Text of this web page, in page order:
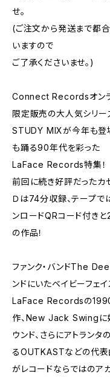
せ。
(ご注文から発送まで都
いますので
ご了承くださいませ。)
Connect Recordsオンラ
限定販売の大人気シリー
STUDY MIXが今年も登
も踊る90年代を彩った
LaFace Records特集！
前回に続き好評だったカ
Ｄは74分収録、テープ
ンロードQRコード付き
の作品！
ファンク・バンドThe
ンドにいたベイビーフェ
LaFace Recordsの
作、New Jack Swingに
ウンド、さらにアトラン
るOUTKASTなどの代表
がレコードならではのア